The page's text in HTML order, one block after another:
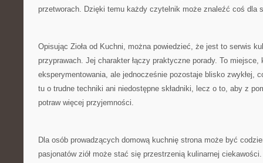
przetworach. Dzięki temu każdy czytelnik może znaleźć coś dla
Opisując Zioła od Kuchni, można powiedzieć, że jest to serwis
przyprawach. Jej charakter łączy praktyczne porady. To
eksperymentowania, ale jednocześnie pozostaje blisko zwykłej,
tu o trudne techniki ani niedostępne składniki, lecz o to, aby z
potraw więcej przyjemności.
Dla osób prowadzących domową kuchnię strona może być
pasjonatów ziół może stać się przestrzenią kulinarnej